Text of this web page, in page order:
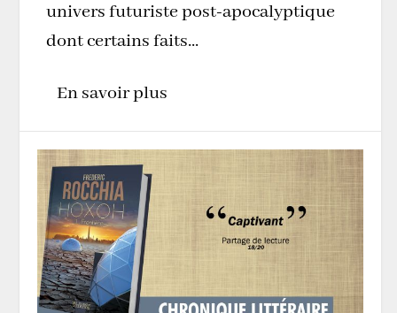
univers futuriste post-apocalyptique
dont certains faits...
En savoir plus